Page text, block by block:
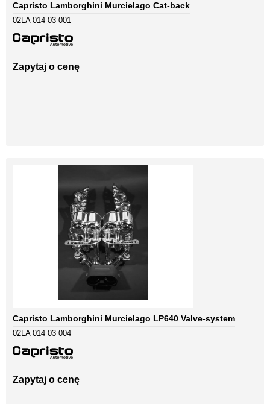
Capristo Lamborghini Murcielago Cat-back
02LA 014 03 001
Zapytaj o cenę
Capristo Lamborghini Murcielago LP640 Valve-system
02LA 014 03 004
Zapytaj o cenę